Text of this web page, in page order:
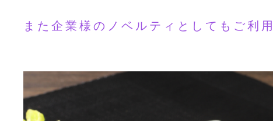
また企業様のノベルティとしてもご利